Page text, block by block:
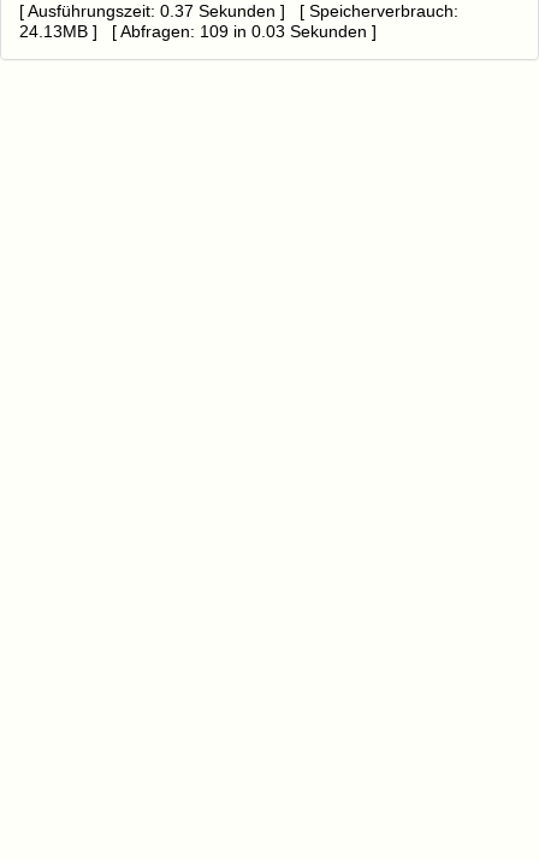
[ Ausführungszeit: 0.37 Sekunden ] [ Speicherverbrauch:
24.13MB ] [ Abfragen: 109 in 0.03 Sekunden ]